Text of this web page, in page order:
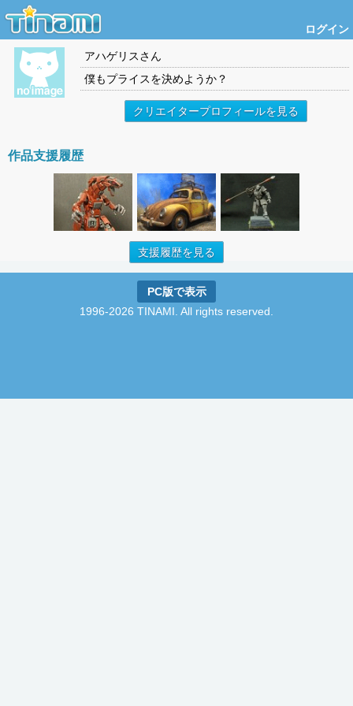
ログイン
アハゲリスさん
僕もプライスを決めようか？
クリエイタープロフィールを見る
作品支援履歴
支援履歴を見る
PC版で表示
1996-2026 TINAMI. All rights reserved.